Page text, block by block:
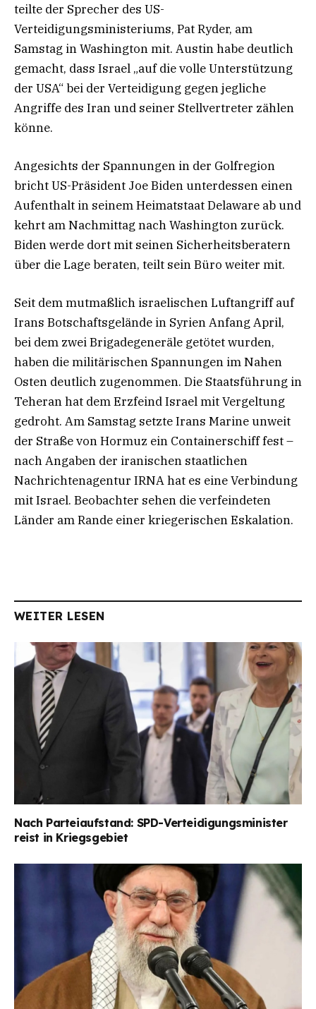
teilte der Sprecher des US-
Verteidigungsministeriums, Pat Ryder, am
Samstag in Washington mit. Austin habe deutlich
gemacht, dass Israel „auf die volle Unterstützung
der USA“ bei der Verteidigung gegen jegliche
Angriffe des Iran und seiner Stellvertreter zählen
könne.
Angesichts der Spannungen in der Golfregion
bricht US-Präsident Joe Biden unterdessen einen
Aufenthalt in seinem Heimatstaat Delaware ab und
kehrt am Nachmittag nach Washington zurück.
Biden werde dort mit seinen Sicherheitsberatern
über die Lage beraten, teilt sein Büro weiter mit.
Seit dem mutmaßlich israelischen Luftangriff auf
Irans Botschaftsgelände in Syrien Anfang April,
bei dem zwei Brigadegeneräle getötet wurden,
haben die militärischen Spannungen im Nahen
Osten deutlich zugenommen. Die Staatsführung in
Teheran hat dem Erzfeind Israel mit Vergeltung
gedroht. Am Samstag setzte Irans Marine unweit
der Straße von Hormuz ein Containerschiff fest –
nach Angaben der iranischen staatlichen
Nachrichtenagentur IRNA hat es eine Verbindung
mit Israel. Beobachter sehen die verfeindeten
Länder am Rande einer kriegerischen Eskalation.
WEITER LESEN
Nach Parteiaufstand: SPD-Verteidigungsminister
reist in Kriegsgebiet